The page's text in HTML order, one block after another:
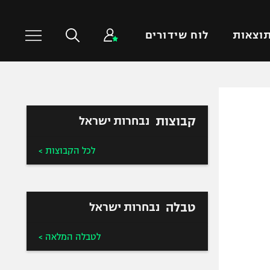
תוצאות לוח שידורים
טניס
ספורט אולימפי
UFC
קבוצות נבחרות ישראל
לכל הקבוצות >
טבלה נבחרות ישראל
לטבלה המלאה >